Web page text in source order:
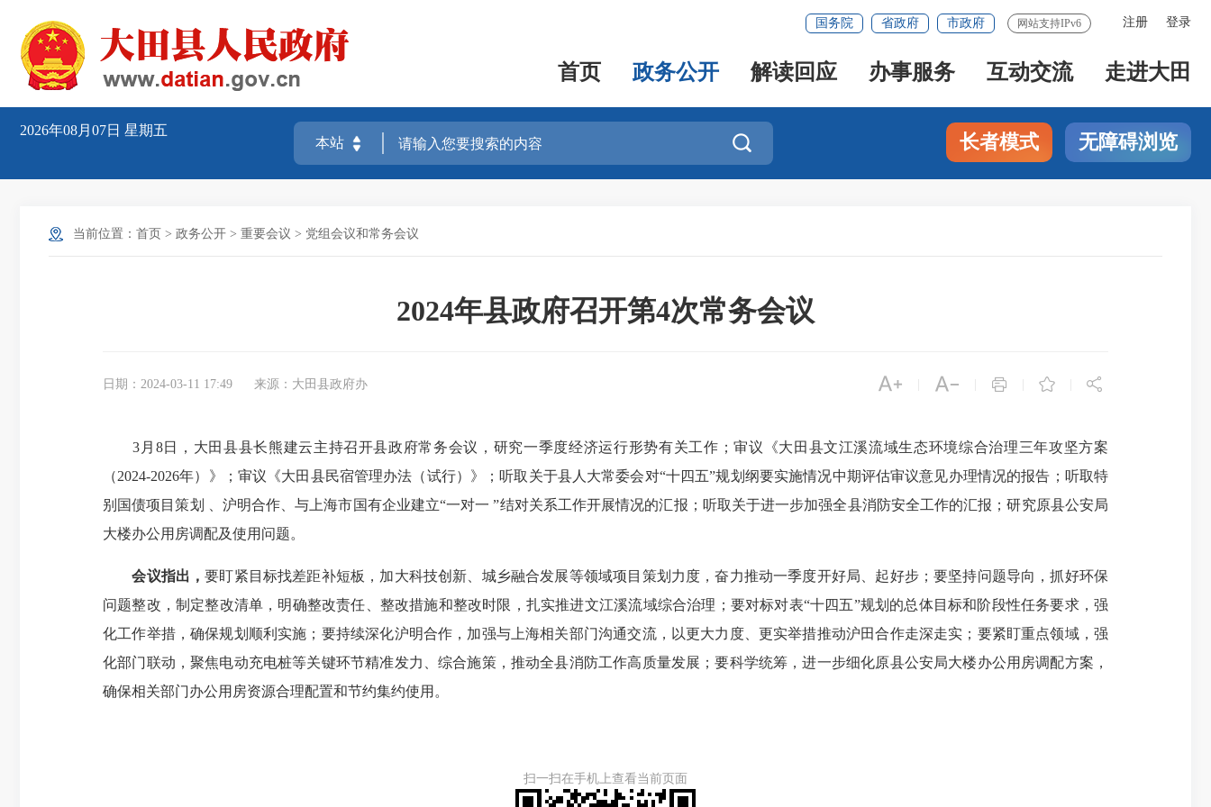
注册 登录
国务院 省政府 市政府 网站支持IPv6
首页 政务公开 解读回应 办事服务 互动交流 走进大田
2026年08月07日 星期五
 长者模式 无障碍浏览
当前位置： 首页 > 政务公开 > 重要会议 > 党组会议和常务会议
2024年县政府召开第4次常务会议
日期：2024-03-11 17:49 来源：大田县政府办     
3月8日，大田县县长熊建云主持召开县政府常务会议，研究一季度经济运行形势有关工作；审议《大田县文江溪流域生态环境综合治理三年攻坚方案
（2024-2026年）》；审议《大田县民宿管理办法（试行）》；听取关于县人大常委会对“十四五”规划纲要实施情况中期评估审议意见办理情况的报告；听取特
别国债项目策划 、沪明合作、与上海市国有企业建立“一对一 ”结对关系工作开展情况的汇报；听取关于进一步加强全县消防安全工作的汇报；研究原县公安局
大楼办公用房调配及使用问题。
会议指出，要盯紧目标找差距补短板，加大科技创新、城乡融合发展等领域项目策划力度，奋力推动一季度开好局、起好步；要坚持问题导向，抓好环保
问题整改，制定整改清单，明确整改责任、整改措施和整改时限，扎实推进文江溪流域综合治理；要对标对表“十四五”规划的总体目标和阶段性任务要求，强
化工作举措，确保规划顺利实施；要持续深化沪明合作，加强与上海相关部门沟通交流，以更大力度、更实举措推动沪田合作走深走实；要紧盯重点领域，强
化部门联动，聚焦电动充电桩等关键环节精准发力、综合施策，推动全县消防工作高质量发展；要科学统筹，进一步细化原县公安局大楼办公用房调配方案，
确保相关部门办公用房资源合理配置和节约集约使用。
扫一扫在手机上查看当前页面